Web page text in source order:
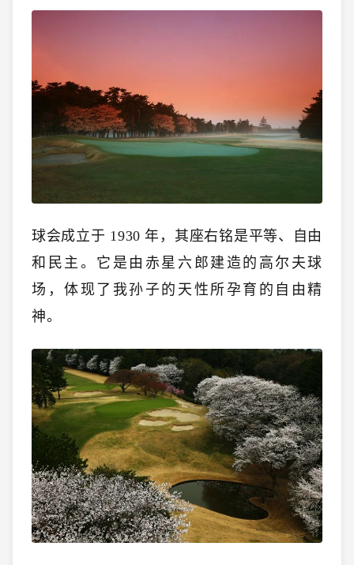
球会成立于 1930 年，其座右铭是平等、自由
和民主。它是由赤星六郎建造的高尔夫球
场，体现了我孙子的天性所孕育的自由精
神。